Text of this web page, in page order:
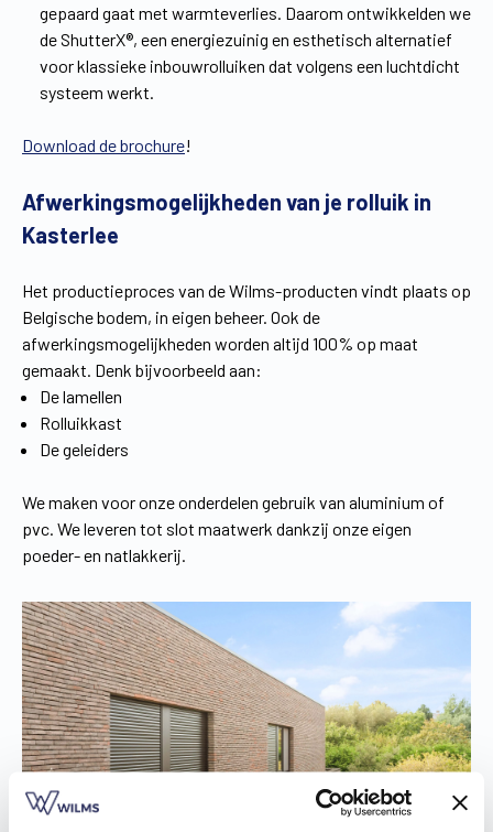
gepaard gaat met warmteverlies. Daarom ontwikkelden we
de ShutterX®, een energiezuinig en esthetisch alternatief
voor klassieke inbouwrolluiken dat volgens een luchtdicht
systeem werkt.
Download de brochure!
Afwerkingsmogelijkheden van je rolluik in
Kasterlee
Het productieproces van de Wilms-producten vindt plaats op
Belgische bodem, in eigen beheer. Ook de
afwerkingsmogelijkheden worden altijd 100% op maat
gemaakt. Denk bijvoorbeeld aan:
De lamellen
Rolluikkast
De geleiders
We maken voor onze onderdelen gebruik van aluminium of
pvc. We leveren tot slot maatwerk dankzij onze eigen
poeder- en natlakkerij.